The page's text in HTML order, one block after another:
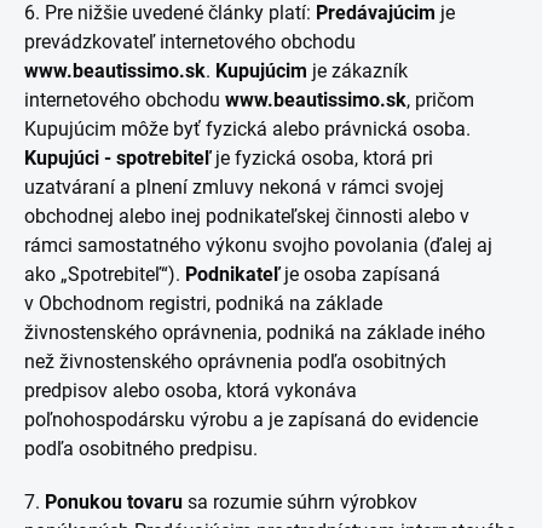
6. Pre nižšie uvedené články platí: Predávajúcim je
prevádzkovateľ internetového obchodu
www.beautissimo.sk. Kupujúcim je zákazník
internetového obchodu www.beautissimo.sk, pričom
Kupujúcim môže byť fyzická alebo právnická osoba.
Kupujúci - spotrebiteľje fyzická osoba, ktorá pri
uzatváraní a plnení zmluvy nekoná v rámci svojej
obchodnej alebo inej podnikateľskej činnosti alebo v
rámci samostatného výkonu svojho povolania (ďalej aj
ako „Spotrebiteľ“). Podnikateľje osoba zapísaná
v Obchodnom registri, podniká na základe
živnostenského oprávnenia, podniká na základe iného
než živnostenského oprávnenia podľa osobitných
predpisov alebo osoba, ktorá vykonáva
poľnohospodársku výrobu a je zapísaná do evidencie
podľa osobitného predpisu.
7. Ponukou tovaru sa rozumie súhrn výrobkov